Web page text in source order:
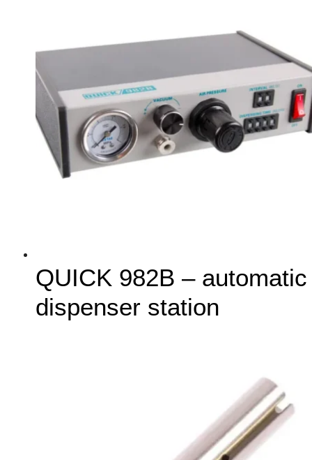
QUICK 982B – automatic
dispenser station